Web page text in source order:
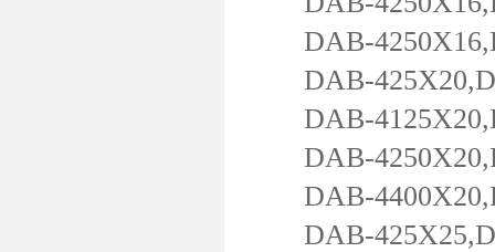
DAB-
DAB-
DAB-
DAB-
DAB-
DAB-